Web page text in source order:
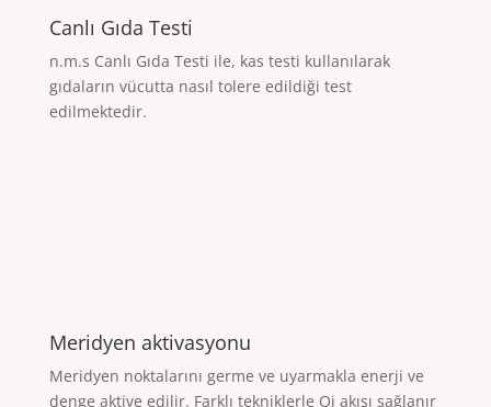
Canlı Gıda Testi
n.m.s Canlı Gıda Testi ile, kas testi kullanılarak
gıdaların vücutta nasıl tolere edildiği test
edilmektedir.
Meridyen aktivasyonu
Meridyen noktalarını germe ve uyarmakla enerji ve
denge aktive edilir. Farklı tekniklerle Qi akışı sağlanır